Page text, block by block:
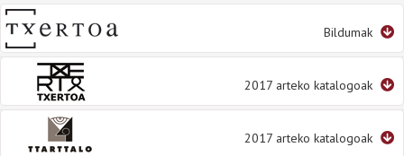
Bildumak
2017 arteko katalogoak
2017 arteko katalogoak